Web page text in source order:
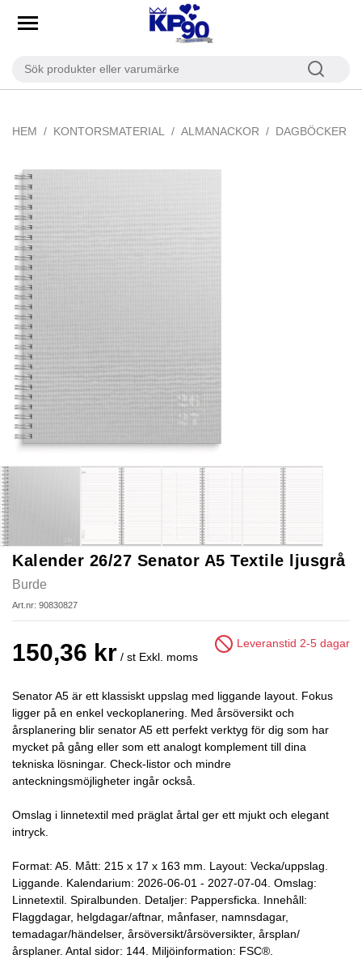
HEM KONTORSMATERIAL ALMANACKOR DAGBÖCKER
Kalender 26/27 Senator A5 Textile ljusgrå
Burde
Art.nr: 90830827
150,36 kr / st Exkl. moms
Leveranstid 2-5 dagar
Senator A5 är ett klassiskt uppslag med liggande layout. Fokus
ligger på en enkel veckoplanering. Med årsöversikt och
årsplanering blir senator A5 ett perfekt verktyg för dig som har
mycket på gång eller som ett analogt komplement till dina
tekniska lösningar. Check-listor och mindre
anteckningsmöjligheter ingår också.
Omslag i linnetextil med präglat årtal ger ett mjukt och elegant
intryck.
Format: A5. Mått: 215 x 17 x 163 mm. Layout: Vecka/uppslag.
Liggande. Kalendarium: 2026-06-01 - 2027-07-04. Omslag:
Linnetextil. Spiralbunden. Detaljer: Pappersficka. Innehåll:
Flaggdagar, helgdagar/aftnar, månfaser, namnsdagar,
temadagar/händelser, årsöversikt/årsöversikter, årsplan/
årsplaner. Antal sidor: 144. Miljöinformation: FSC®.